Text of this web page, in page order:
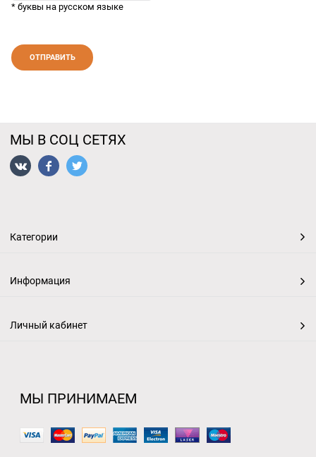
* буквы на русском языке
МЫ В СОЦ СЕТЯХ
Категории
Информация
Личный кабинет
МЫ ПРИНИМАЕМ